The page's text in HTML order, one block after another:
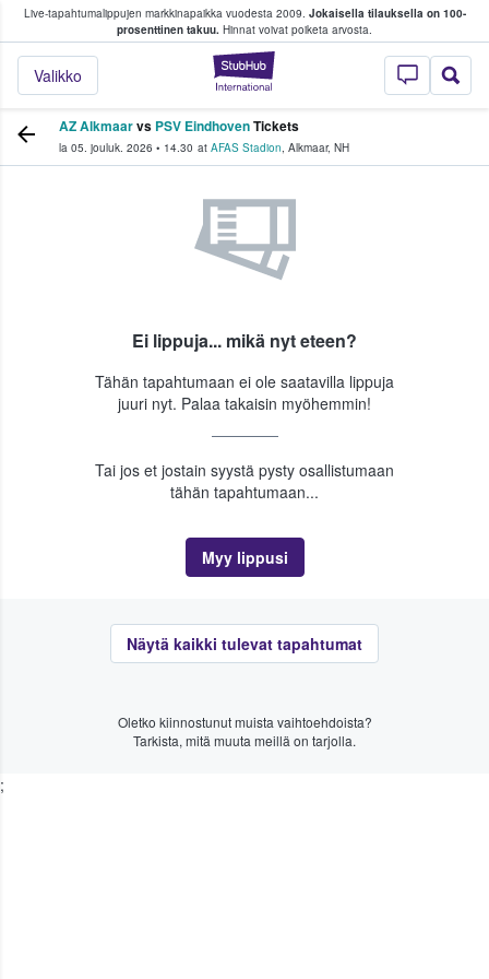
Live-tapahtumalippujen markkinapaikka vuodesta 2009. Jokaisella tilauksella on 100-
prosenttinen takuu. Hinnat voivat poiketa arvosta.
StubHub -
Valikko
fanit ostavat ja myyvät lippuja
AZ Alkmaarvs PSV EindhovenTickets
la 05. jouluk. 2026 • 14.30 at AFAS Stadion, Alkmaar, NH
Ei lippuja... mikä nyt eteen?
Tähän tapahtumaan ei ole saatavilla lippuja
juuri nyt. Palaa takaisin myöhemmin!
Tai jos et jostain syystä pysty osallistumaan
tähän tapahtumaan...
Myy lippusi
Näytä kaikki tulevat tapahtumat
Oletko kiinnostunut muista vaihtoehdoista?
Tarkista, mitä muuta meillä on tarjolla.
;